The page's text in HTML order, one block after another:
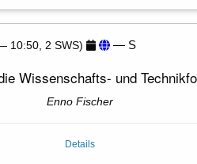
10:50, 2 SWS) — S
Wissenschafts- und
Enno Fischer
Details